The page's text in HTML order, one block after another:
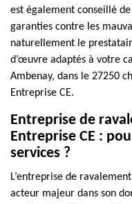
est également conseillé
garanties contre les
naturellement le
d’œuvre adaptés à votre
Ambenay, dans le 27250
Entreprise CE.
Entreprise de
Entreprise CE :
services ?
L’entreprise de
acteur majeur dans son